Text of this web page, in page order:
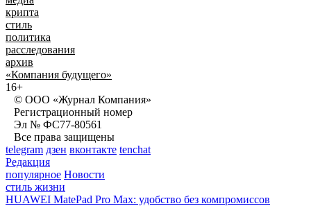
крипта
стиль
политика
расследования
архив
«Компания будущего»
16+
© ООО «Журнал Компания»
Регистрационный номер
Эл № ФС77-80561
Все права защищены
telegram дзен вконтакте tenchat
Редакция
популярное Новости
стиль жизни
HUAWEI MatePad Pro Max: удобство без компромиссов